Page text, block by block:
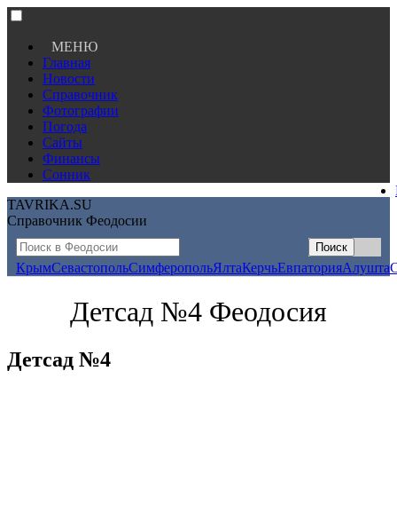
МЕНЮ
Главная
Новости
Справочник
Фотографии
Погода
Сайты
Финансы
Сонник
TAVRIKA.SU
Справочник Феодосии
КрымСевастопольСимферопольЯлтаКерчьЕвпаторияАлушта
Детсад №4 Феодосия
Детсад №4